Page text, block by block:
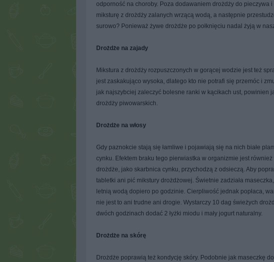
odporność na choroby. Poza dodawaniem drożdży do pieczywa
miksturę z drożdży zalanych wrzącą wodą, a następnie
surowo? Ponieważ żywe drożdże po połknięciu nadal żyją w
Drożdże na zajady
Mikstura z drożdży rozpuszczonych w gorącej wodzie jest też
jest zaskakująco wysoka, dlatego kto nie potrafi się przemóc i
jak najszybciej zaleczyć bolesne ranki w kącikach ust, powinien
drożdży piwowarskich.
Drożdże na włosy
Gdy paznokcie stają się łamliwe i pojawiają się na nich białe
cynku. Efektem braku tego pierwiastka w organizmie jest
drożdże, jako skarbnica cynku, przychodzą z odsieczą. Aby
tabletki ani pić mikstury drożdżowej. Świetnie zadziała
letnią wodą dopiero po godzinie. Cierpliwość jednak popłaca,
nie jest to ani trudne ani drogie. Wystarczy 10 dag świeżych
dwóch godzinach dodać 2 łyżki miodu i mały jogurt naturalny.
Drożdże na skórę
Drożdże poprawią też kondycję skóry. Podobnie jak maseczkę